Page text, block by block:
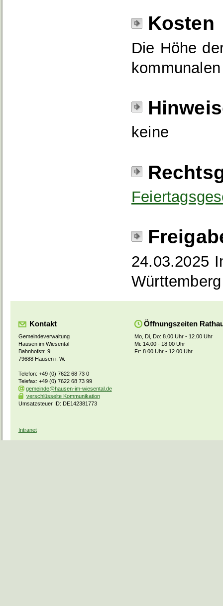
Kosten
Die Höhe
keine
24.03.2025
Württemberg
Kontakt
Gemeindeverwaltung
Hausen im Wiesental
Bahnhofstr. 9
79688 Hausen i. W.
Telefon: +49 (0) 7622 68 73 0
Telefax: +49 (0) 7622 68 73 99
gemeinde@hausen-im-wiesental.de
verschlüsselte Kommunikation
Umsatzsteuer ID: DE142381773
Öffnungszeiten
Mo, Di, Do: 8.00 Uhr - 12.00 Uhr
Mi: 14.00 - 18.00 Uhr
Fr: 8.00 Uhr - 12.00 Uhr
Intranet